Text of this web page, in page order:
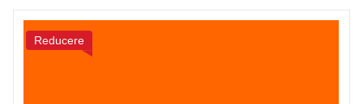
Reducere